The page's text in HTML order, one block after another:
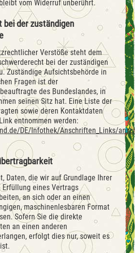
vom Widerruf unberührt.
bei der zuständigen
Verstöße steht dem
bei der zuständigen
Zuständige Aufsichtsbehörde in
Fragen ist der
des Bundeslandes, in
seinen Sitz hat. Eine Liste der
sowie deren Kontaktdaten
entnommen werden:
DE/Infothek/Anschriften_Links/
Daten, die wir auf Grundlage Ihrer
eines Vertrags
an sich oder an einen
maschinenlesbaren Format
Sofern Sie die direkte
an einen anderen
erfolgt dies nur, soweit es